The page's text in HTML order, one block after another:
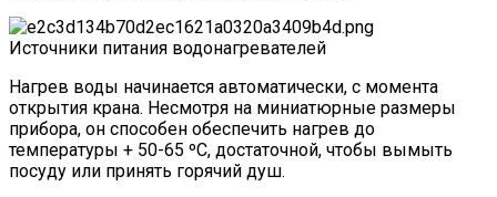
Источники питания водонагревателей
Нагрев воды начинается автоматически, с момента
открытия крана. Несмотря на миниатюрные размеры
прибора, он способен обеспечить нагрев до
температуры + 50-65 ºС, достаточной, чтобы вымыть
посуду или принять горячий душ.